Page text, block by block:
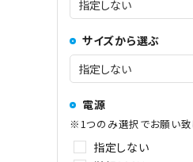
その他
サイズから選ぶ
電源
※1つのみ選択でお願い致
指定しない